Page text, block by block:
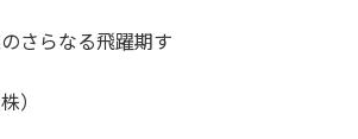
さらなる飛躍期す
）